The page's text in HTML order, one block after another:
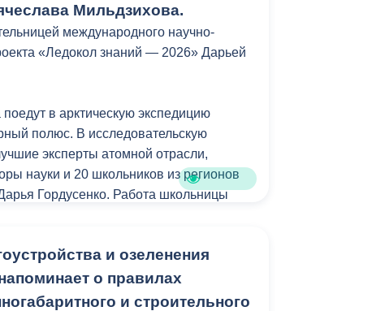
интерактивными досками,
Также новое оборудование появится
залах, столовой и библиотеке», -
1988 году, и сегодня здесь впервые в
и дети» проводится
ремонт в учебном заведении
Первый этап планируется завершить в
Мильдзихова.
международного научно-
«Ледокол знаний — 2026» Дарьей
в арктическую экспедицию
полюс. В исследовательскую
эксперты атомной отрасли,
науки и 20 школьников из регионов
Гордусенко. Работа школьницы
Она очень увлечена и я уверен,
и озеленения
о правилах
и строительного